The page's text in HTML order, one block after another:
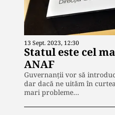
13 Sept. 2023, 12:30
Statul este cel
ANAF
Guvernanții vor să
dar dacă ne uităm în
mari probleme…